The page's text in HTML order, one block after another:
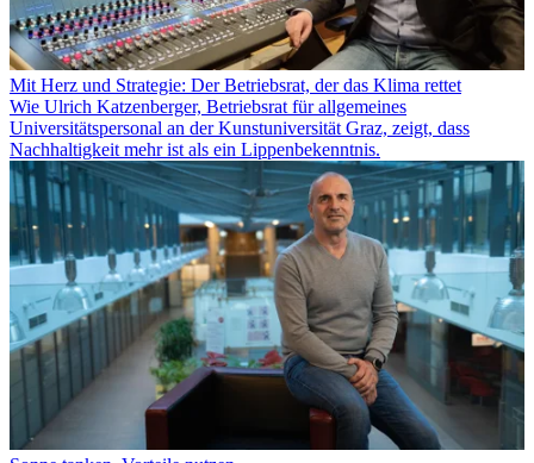
Mit Herz und Strategie: Der Betriebsrat, der das Klima rettet
Wie Ulrich Katzenberger, Betriebsrat für allgemeines
Universitätspersonal an der Kunstuniversität Graz, zeigt, dass
Nachhaltigkeit mehr ist als ein Lippenbekenntnis.